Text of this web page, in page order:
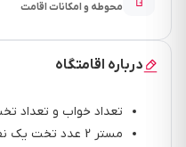
محوطه و امکانات اقامت
درباره اقامتگاه
تعداد خواب و تعداد
مستر 2 عدد تخت